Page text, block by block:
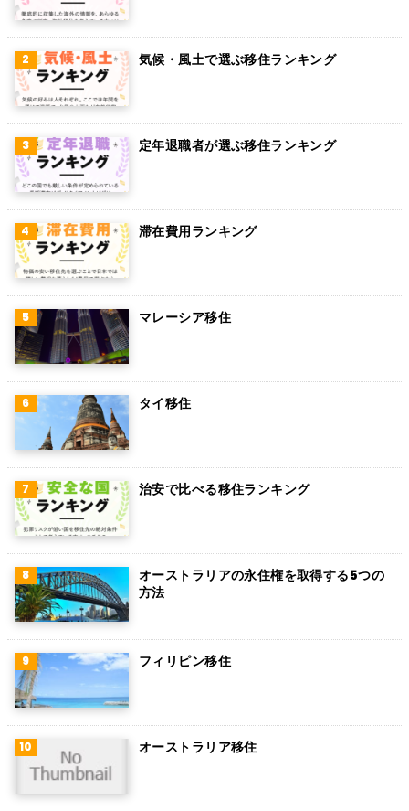
グアム
パラグアイ
アラブ首長国連邦
スウェーデン
ペルー
ボリビア
カンボジア
オーストリア
ロシア
ミャンマー
アイルランド
トルコ
フィンランド
チェコ
チリ
デンマーク
ハンガリー
ポーランド
南アフリカ
サウジアラビア
コロンビア
気候・風土で選ぶ移住ランキング
定年退職者が選ぶ移住ランキング
滞在費用ランキング
マレーシア移住
タイ移住
治安で比べる移住ランキング
オーストラリアの永住権を取得する5つの
方法
フィリピン移住
オーストラリア移住